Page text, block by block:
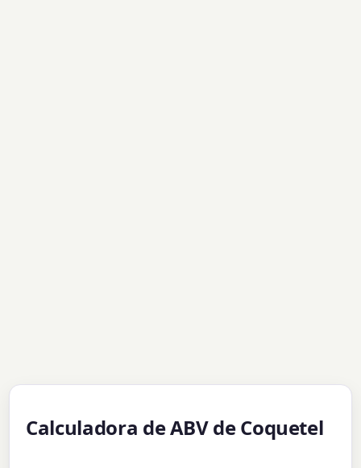
Calculadora de ABV de Coquetel